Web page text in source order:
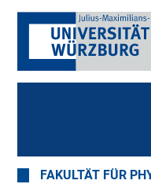
FAKULTÄT FÜR